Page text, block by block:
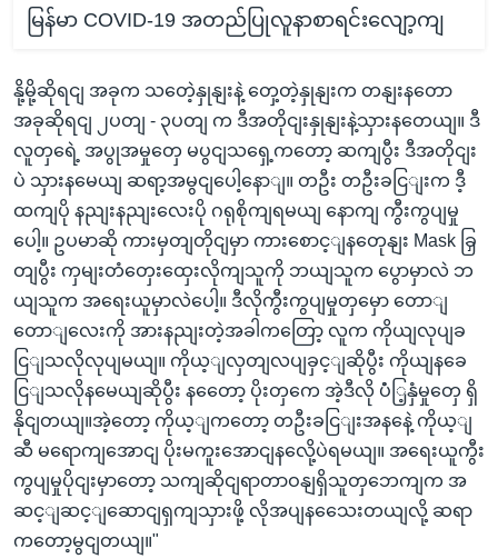
မြန်မာ COVID-19 အတည်ပြုလူနာစာရင်းလျော့ကျ
နို့မို့ဆိုရငျ အခုက သတေဲ့နှုနျးနဲ့ တှေ့တဲ့နှုနျးက တနျးနတော
အခုဆိုရငျ ၂ပတျ - ၃ပတျ က ဒီအတိုငျးနှုနျးနဲ့သှားနတေယျ။ ဒီ
လူတှရေဲ့ အပွုအမှုတှေ မပွငျသရှေ့ကတော့ ဆကျပွီး ဒီအတိုငျး
ပဲ သှားနမေယျ ဆရာ့အမွငျပေါ့နောျ။ တဦး တဦးခငြျးက ဒီ့
ထကျပို နညျးနညျးလေးပို ဂရုစိုကျရမယျ နောကျ ကွီးကွပျမှု
ပေါ့။ ဥပမာဆို ကားမှတျတိုငျမှာ ကားစောင့ျနတေုနျး Mask ခြှ
တျပွီး ကှမျးတံတှေးထှေးလိုကျသူကို ဘယျသူက ပွောမှာလဲ ဘ
ယျသူက အရေးယူမှာလဲပေါ့။ ဒီလိုကွီးကွပျမှုတှမှော တောျ
တောျလေးကို အားနညျးတဲ့အခါကတြော့ လူက ကိုယျလုပျခ
ငြျသလိုလုပျမယျ။ ကိုယ့ျလှတျလပျခှင့ျဆိုပွီး ကိုယျနခေ
ငြျသလိုနမေယျဆိုပွီး နတေော့ ပိုးတှကေ အဲ့ဒီလို ပံံြ့နှံမှုတှေ ရှိ
နိုငျတယျ။အဲ့တော့ ကိုယ့ျကတော့ တဦးခငြျးအနနေဲ့ ကိုယ့ျ
ဆီ မရောကျအောငျ ပိုးမကူးအောငျနလေို့ပဲရမယျ။ အရေးယူကွီး
ကွပျမှုပိုငျးမှာတော့ သကျဆိုငျရာတာဝနျရှိသူတှဘေကျက အ
ဆင့ျဆင့ျဆောငျရှကျသှားဖို့ လိုအပျနသေေးတယျလို့ ဆရာ
ကတော့မွငျတယျ။"